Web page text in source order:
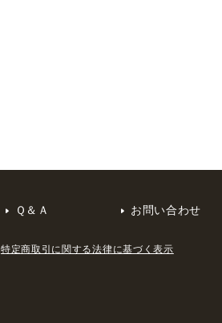
Ｑ＆Ａ お問い合わせ
特定商取引に関する法律に基づく表示